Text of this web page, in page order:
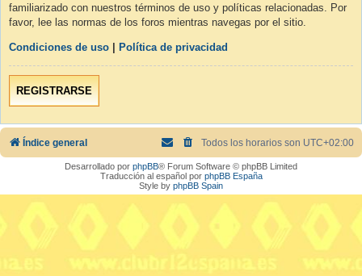
familiarizado con nuestros términos de uso y políticas relacionadas. Por
favor, lee las normas de los foros mientras navegas por el sitio.
Condiciones de uso Política de privacidad
REGISTRARSE
Índice general Todos los horarios son UTC+02:00
Desarrollado por phpBB® Forum Software © phpBB Limited
Traducción al español por phpBB España
Style by phpBB Spain